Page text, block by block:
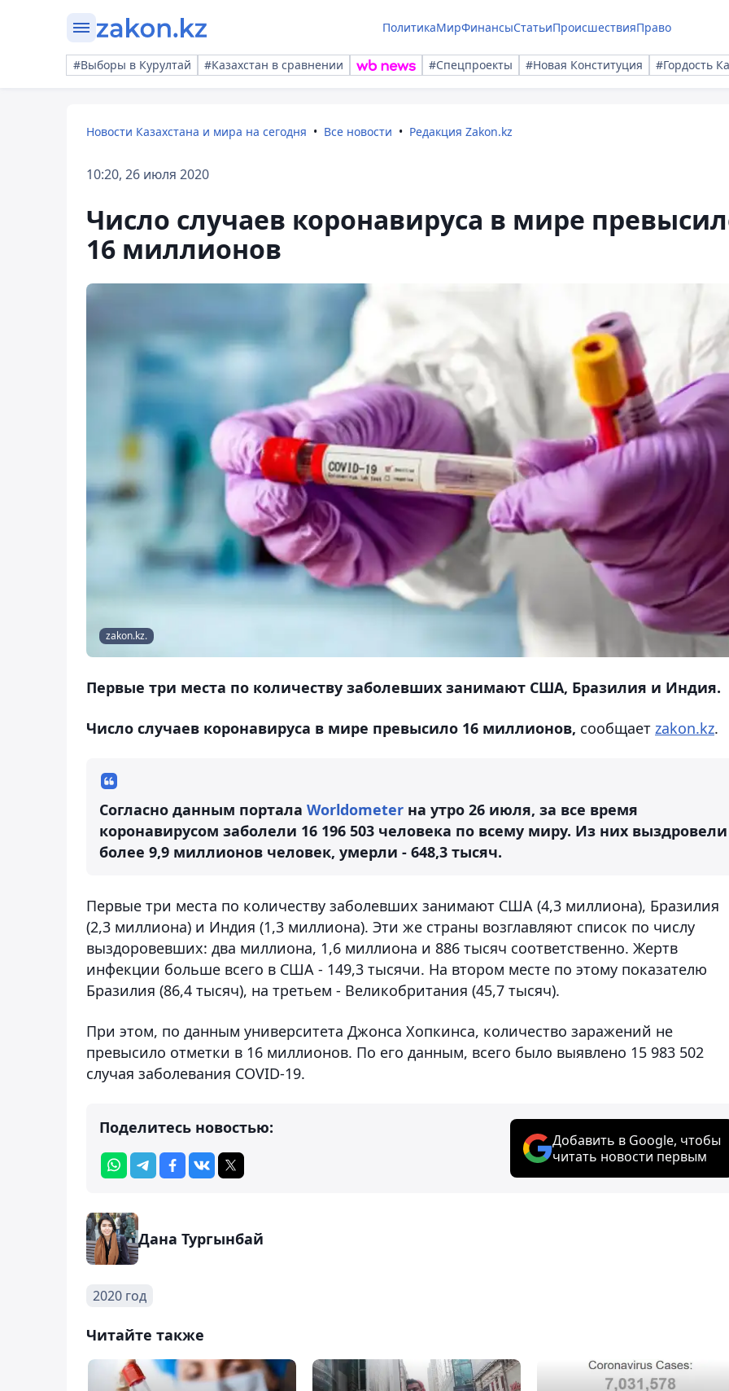
ПолитикаМирФинансыСтатьиПроисшествияПраво
#Выборы в Курултай #Казахстан в сравнении #Спецпроекты #Новая Конституция #Гордость
Новости Казахстана и мира на сегодня Все новости Редакция Zakon.kz
10:20, 26 июля 2020
Число случаев коронавируса в мире
16 миллионов
zakon.kz.
Первые три места по количеству заболевших занимают США, Бразилия и Индия.
Число случаев коронавируса в мире превысило 16 миллионов, сообщает zakon.kz.
Согласно данным портала Worldometer на утро 26 июля, за все время
коронавирусом заболели 16 196 503 человека по всему миру. Из них выздровели
более 9,9 миллионов человек, умерли - 648,3 тысяч.
Первые три места по количеству заболевших занимают США (4,3 миллиона), Бразилия
(2,3 миллиона) и Индия (1,3 миллиона). Эти же страны возглавляют список по числу
выздоровевших: два миллиона, 1,6 миллиона и 886 тысяч соответственно. Жертв
инфекции больше всего в США - 149,3 тысячи. На втором месте по этому показателю
Бразилия (86,4 тысяч), на третьем - Великобритания (45,7 тысяч).
При этом, по данным университета Джонса Хопкинса, количество заражений не
превысило отметки в 16 миллионов. По его данным, всего было выявлено 15 983 502
случая заболевания COVID-19.
Поделитесь новостью:
Добавить в Google, чтобы
читать новости первым
Дана Тургынбай
2020 год
Читайте также